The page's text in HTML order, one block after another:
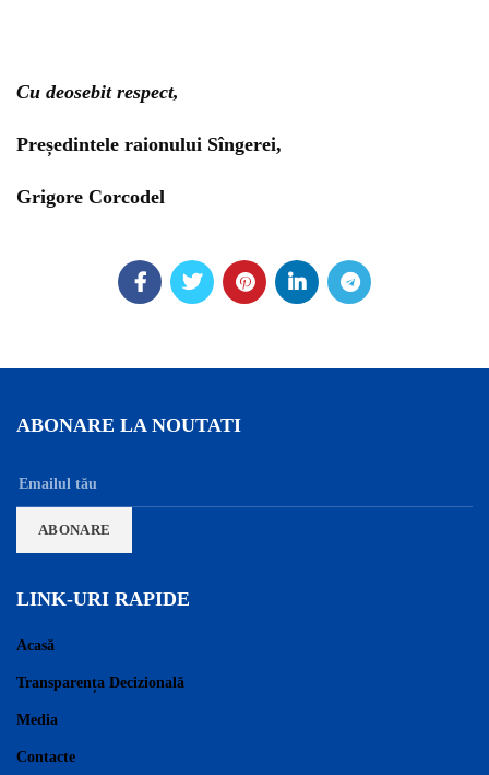
Cu deosebit respect,
Președintele raionului Sîngerei,
Grigore Corcodel
ABONARE LA NOUTATI
LINK-URI RAPIDE
Acasă
Transparența Decizională
Media
Contacte